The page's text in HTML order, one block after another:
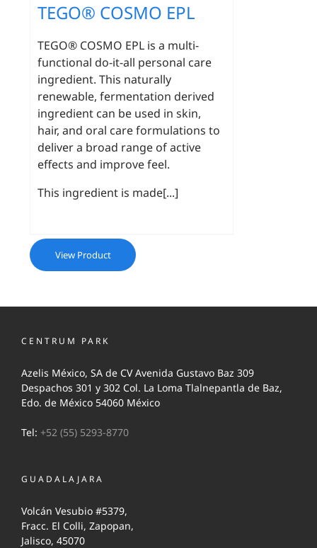
TEGO® COSMO EPL
TEGO® COSMO EPL is a multi-
functional do-it-all personal care
ingredient. This naturally
renewable, fermentation derived
ingredient can be used in skin,
hair, and oral care formulations to
deliver a broad range of active
effects and improve feel.
This ingredient is made[...]
View Product
CENTRUM PARK
Azelis México, SA de CV Avenida Gustavo Baz 309
Despachos 301 y 302 Col. La Loma Tlalnepantla de Baz,
Edo. de México 54060 México
Tel: +52 (55) 5293-8770
GUADALAJARA
Volcán Vesubio #5379,
Fracc. El Colli, Zapopan,
Jalisco, 45070